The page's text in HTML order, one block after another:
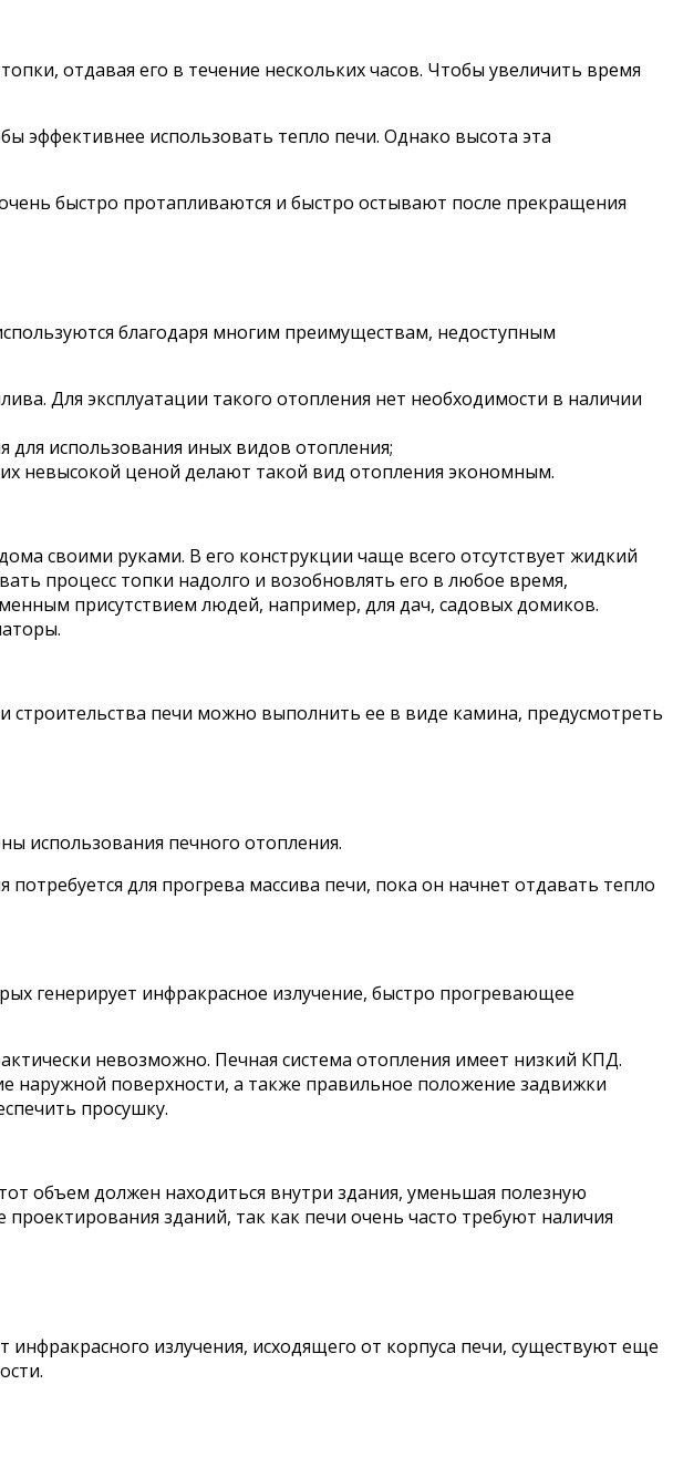
отдавая его в течение нескольких часов. Чтобы увеличить время
эффективнее использовать тепло печи. Однако высота эта
быстро протапливаются и быстро остывают после прекращения
благодаря многим преимуществам, недоступным
Для эксплуатации такого отопления нет необходимости в наличии
для использования иных видов отопления;
невысокой ценой делают такой вид отопления экономным.
своими руками. В его конструкции чаще всего отсутствует жидкий
процесс топки надолго и возобновлять его в любое время,
присутствием людей, например, для дач, садовых домиков.
строительства печи можно выполнить ее в виде камина, предусмотреть
использования печного отопления.
для прогрева массива печи, пока он начнет отдавать тепло
генерирует инфракрасное излучение, быстро прогревающее
невозможно. Печная система отопления имеет низкий КПД.
поверхности, а также правильное положение задвижки
просушку.
объем должен находиться внутри здания, уменьшая полезную
зданий, так как печи очень часто требуют наличия
излучения, исходящего от корпуса печи, существуют еще